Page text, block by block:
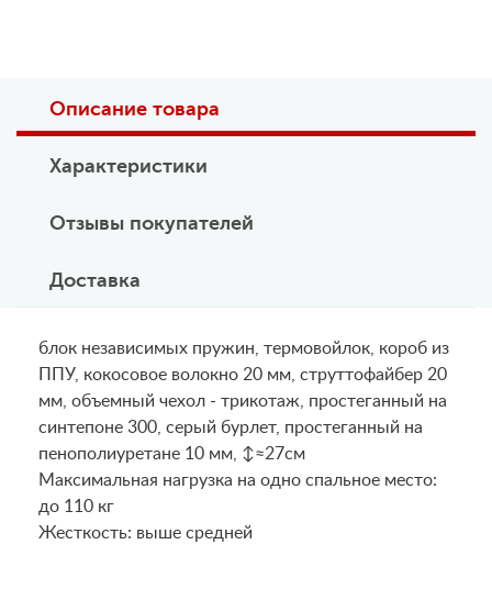
Описание товара
Характеристики
Отзывы покупателей
Доставка
блок независимых пружин, термовойлок, короб из
ППУ, кокосовое волокно 20 мм, струттофайбер 20
мм, объемный чехол - трикотаж, простеганный на
синтепоне 300, серый бурлет, простеганный на
пенополиуретане 10 мм, ↕≈27см
Maксимальная нагрузка на одно спальное место:
до 110 кг
Жесткость: выше средней